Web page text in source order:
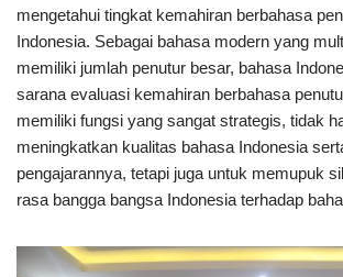
mengetahui tingkat kemahiran berbahasa
Indonesia. Sebagai bahasa modern yang
memiliki jumlah penutur besar, bahasa
sarana evaluasi kemahiran berbahasa
memiliki fungsi yang sangat strategis, tidak
meningkatkan kualitas bahasa Indonesia
pengajarannya, tetapi juga untuk memupuk
rasa bangga bangsa Indonesia terhadap